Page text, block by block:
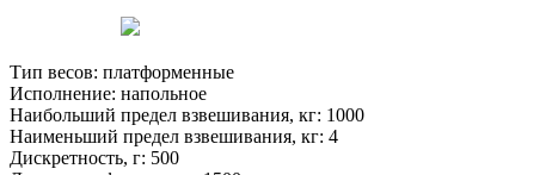
Тип весов: платформенные
Исполнение: напольное
Наибольший предел взвешивания, кг: 1000
Наименьший предел взвешивания, кг: 4
Дискретность, г: 500